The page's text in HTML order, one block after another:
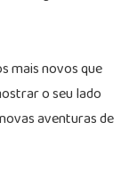
mais novos que
o seu lado
aventuras de